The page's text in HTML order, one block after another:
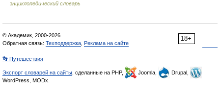
энциклопедический словарь
18+
© Академик, 2000-2026
Обратная связь: Техподдержка Реклама на сайте
👣 Путешествия
Экспорт словарей на сайты , сделанные на PHP, Joomla,
Drupal,
WordPress, MODx.